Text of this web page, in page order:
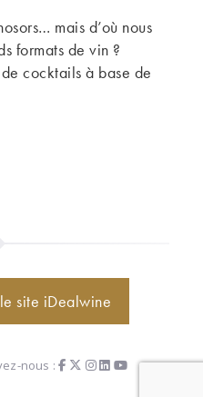
mais d’où nous
formats de vin ?
cocktails à base de
site iDealwine
nous :